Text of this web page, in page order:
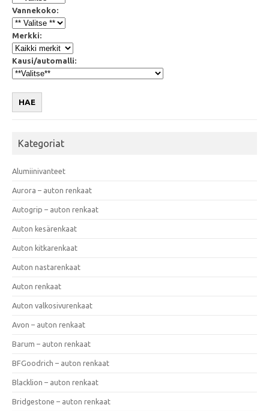
Vannekoko:
Merkki:
Kausi/automalli:
HAE
Kategoriat
Alumiinivanteet
Aurora – auton renkaat
Autogrip – auton renkaat
Auton kesärenkaat
Auton kitkarenkaat
Auton nastarenkaat
Auton renkaat
Auton valkosivurenkaat
Avon – auton renkaat
Barum – auton renkaat
BFGoodrich – auton renkaat
Blacklion – auton renkaat
Bridgestone – auton renkaat